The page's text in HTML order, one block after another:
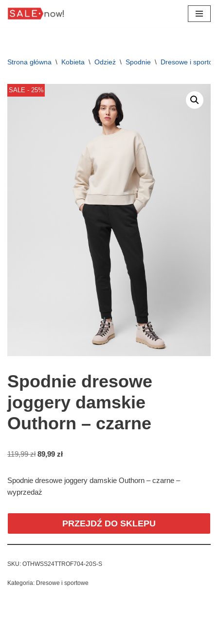
Strona główna \ Kobieta \ Odzież \ Spodnie \ Dresowe i
SALE - 25%
Spodnie dresowe
joggery damskie
Outhorn – czarne
119,99zł 89,99 zł
Spodnie dresowe joggery damskie Outhorn – czarne –
wyprzedaż
PRZEJDŹ DO SKLEPU
SKU: OTHWSS24TTROF704-20S-S
Kategoria: Dresowe i sportowe